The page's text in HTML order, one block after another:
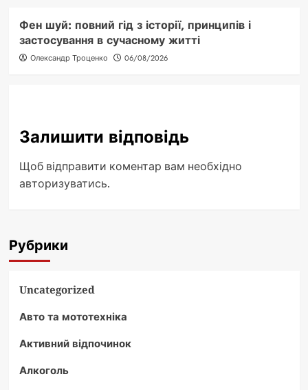
Фен шуй: повний гід з історії, принципів і
застосування в сучасному житті
Олександр Троценко 06/08/2026
Залишити відповідь
Щоб відправити коментар вам необхідно
авторизуватись.
Рубрики
Uncategorized
Авто та мототехніка
Активний відпочинок
Алкоголь